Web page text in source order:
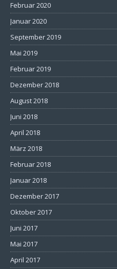
Februar 2020
Januar 2020
September 2019
Mai 2019
Februar 2019
Dezember 2018
August 2018
Juni 2018
April 2018
März 2018
Februar 2018
Januar 2018
Dezember 2017
Oktober 2017
Juni 2017
Mai 2017
April 2017